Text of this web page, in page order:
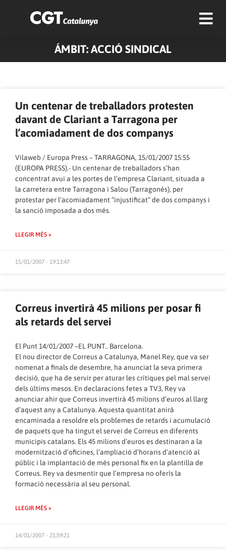
ÁMBIT: ACCIÓ SINDICAL
Un centenar de treballadors protesten
davant de Clariant a Tarragona per
l’acomiadament de dos companys
Vilaweb / Europa Press – TARRAGONA, 15/01/2007 15:55
(EUROPA PRESS).- Un centenar de treballadors s’han
concentrat avui a les portes de l’empresa Clariant, situada a
la carretera entre Tarragona i Salou (Tarragonès), per
protestar per l’acomiadament “injustificat” de dos companys i
la sanció imposada a dos més.
LLEGIR MÉS »
15/01/2007 - 19:13:47
Correus invertirà 45 milions per posar fi
als retards del servei
El Punt 14/01/2007 –EL PUNT.. Barcelona.
El nou director de Correus a Catalunya, Manel Rey, que va ser
nomenat a finals de desembre, ha anunciat la seva primera
decisió, que ha de servir per aturar les crítiques pel mal servei
dels últims mesos. En declaracions fetes a TV3, Rey va
anunciar ahir que Correus invertirà 45 milions d’euros al llarg
d’aquest any a Catalunya. Aquesta quantitat anirà
encaminada a resoldre els problemes de retards i acumulació
de paquets que ha tingut el servei de Correus en diferents
municipis catalans. Els 45 milions d’euros es destinaran a la
modernització d’oficines, l’ampliació d’horaris d’atenció al
públic i la implantació de més personal fix en la plantilla de
Correus. Rey va desmentir que l’empresa no oferís la
formació necessària al seu personal.
LLEGIR MÉS »
14/01/2007 - 21:59:21